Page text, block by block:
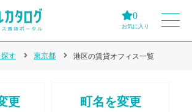
0
お気に入り
す 東京都 港区の賃貸オフィス一覧
更 町名を変更